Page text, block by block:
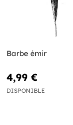
Barbe émir
4,99 €
DISPONIBLE